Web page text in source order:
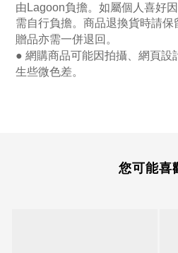
由Lagoon負擔。如屬個人喜好
需自行負擔。商品退換貨時請
贈品亦需一併退回。
● 網購商品可能因拍攝、網頁設
生些微色差。
您可能喜